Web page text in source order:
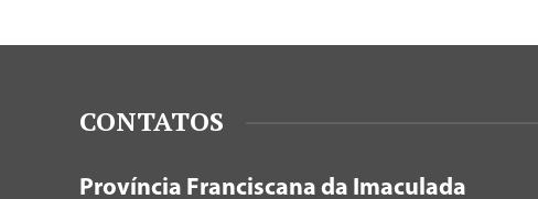
CONTATOS
Província Franciscana da Imaculada